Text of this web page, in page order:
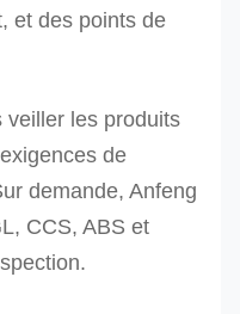
produites sur
et des points de
veiller les produits
de
demande, Anfeng
CCS, ABS et